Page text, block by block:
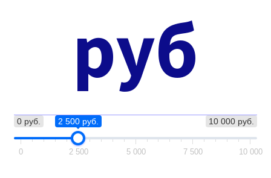
руб
0 руб. 10 000 руб.
2 500 руб.
0 2 500 5 000 7 500 10 000